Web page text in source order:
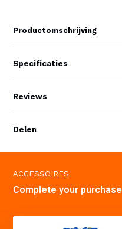
Productomschrijving
Specificaties
Reviews
Delen
ACCESSOIRES
Complete your purchase